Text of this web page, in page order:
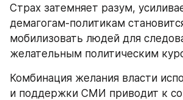
Страх затемняет разум,
демагогам-политикам
мобилизовать людей для
желательным политическим
Комбинация желания власти
и поддержки СМИ приводит к